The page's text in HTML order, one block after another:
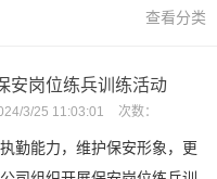
查看分类
安岗位练兵训练活动
3/25 11:03:01 次数：
勤能力，维护保安形象，更